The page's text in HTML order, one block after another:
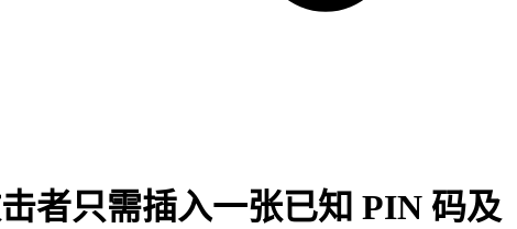
者只需插入一张已知 PIN 码及